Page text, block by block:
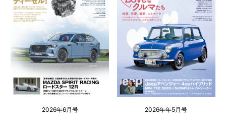
2026年6月号 2026年年5月号